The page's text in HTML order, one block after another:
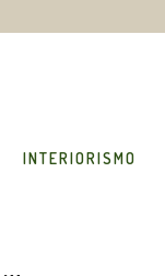
INTERIORISMO